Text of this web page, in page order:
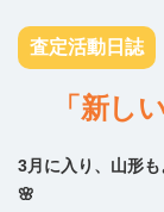
査定活動日誌
「新し
3月に入り、山形
🌸